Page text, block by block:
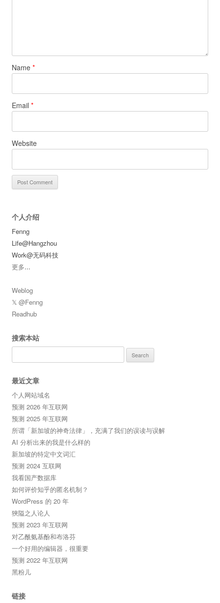
Name *
Email *
Website
个人介绍
Fenng
Life@Hangzhou
Work@无码科技
更多...
Weblog
𝕏 @Fenng
Readhub
搜索本站
for:
最近文章
个人网站域名
预测 2026 年互联网
预测 2025 年互联网
所谓「新加坡的神奇法律」，充满了我们的误读与误解
AI 分析出来的我是什么样的
新加坡的特定中文词汇
预测 2024 互联网
我看国产数据库
如何评价知乎的匿名机制？
WordPress 的 20 年
狹隘之人论人
预测 2023 年互联网
对乙酰氨基酚和布洛芬
一个好用的编辑器，很重要
预测 2022 年互联网
黑粉儿
链接